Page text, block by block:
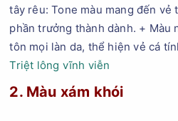
tây rêu: Tone màu mang đến vẻ
phần trưởng thành dành. + Màu
tôn mọi làn da, thể hiện vẻ cá
Triệt lông vĩnh viễn
2. Màu xám khói